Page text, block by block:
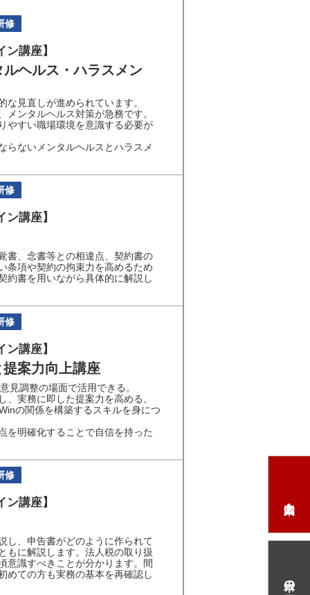
本日の予定
修
講座】
ヘルス・ハラスメン
見直しが進められています。
ンタルヘルス対策が急務です。
やすい職場環境を意識する必要が
らないメンタルヘルスとハラスメ
修
講座】
書、念書等との相違点、契約書の
条項や契約の拘束力を高めるため
約書を用いながら具体的に解説し
修
講座】
案力向上講座
見調整の場面で活用できる。
実務に即した提案力を高める。
の関係を構築するスキルを身につ
を明確化することで自信を持った
修
講座】
し、申告書がどのように作られて
もに解説します。法人税の取り扱
意識すべきことが分かります。間
めての方も実務の基本を再確認し